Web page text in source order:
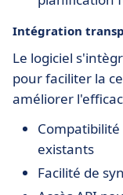
Intégration
Le logiciel
pour faciliter la
améliorer
Compatibilité
existants
Facilité de